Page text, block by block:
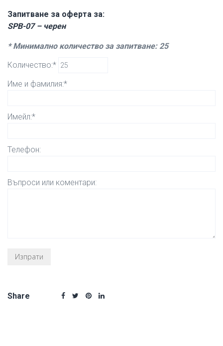
Запитване за оферта за:
SPB-07 – черен
* Минимално количество за запитване: 25
Количество:*
Име и фамилия:*
Имейл:*
Телефон:
Въпроси или коментари:
Share